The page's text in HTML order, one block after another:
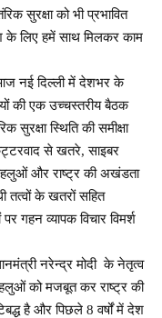
सुरक्षा को भी प्रभावित
लिए हमें साथ मिलकर काम
नई दिल्ली में देशभर के
की एक उच्चस्तरीय बैठक
स्थिति की समीक्षा
से खतरे, साइबर
पहलुओं और राष्ट्र की अखंडता
तत्वों के खतरों सहित
पर गहन व्यापक विचार विमर्श
नरेन्द्र मोदी के नेतृत्व
को मजबूत कर राष्ट्र की
है और पिछले 8 वर्षों में देश